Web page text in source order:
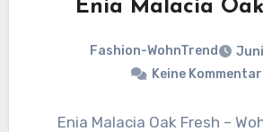
Enia Malacia
Fashion-WohnTrend
Keine
Enia Malacia Oak Fresh –